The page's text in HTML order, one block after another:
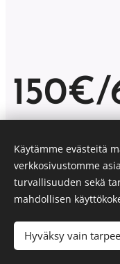
0€
Käytämme evästeitä
verkkosivustomme
turvallisuuden sekä
mahdollisen
Hyväksy vain